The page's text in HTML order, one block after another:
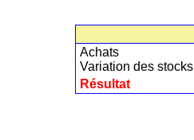
Achats
Variation des stocks
Résultat